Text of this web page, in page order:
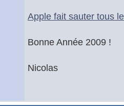
Apple fait sauter tous
Bonne Année 2009 !
Nicolas